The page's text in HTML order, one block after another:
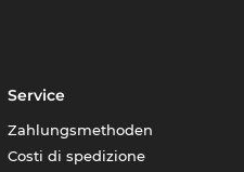
Service
Zahlungsmethoden
Costi di spedizione